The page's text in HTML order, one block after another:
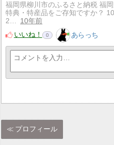
福岡県柳川市のふるさと納税 福
特典・特産品をご存知ですか？
2…
10年前
いいね！
0 あらっち
プロフィール